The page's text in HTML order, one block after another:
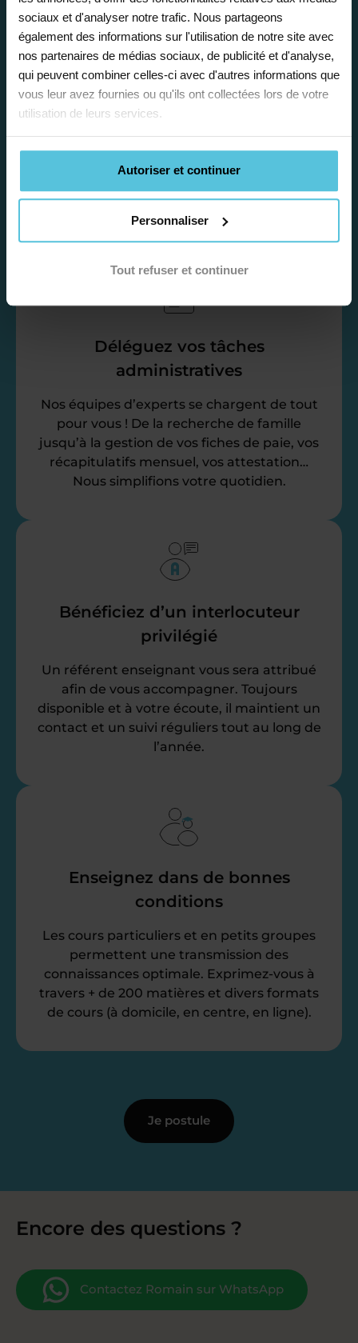
sociaux et d'analyser notre trafic. Nous partageons
également des informations sur l'utilisation de notre site avec
nos partenaires de médias sociaux, de publicité et d'analyse,
qui peuvent combiner celles-ci avec d'autres informations que
vous leur avez fournies ou qu'ils ont collectées lors de votre
utilisation de leurs services.
Autoriser et continuer
Personnaliser
Tout refuser et continuer
Enseignez près de chez vous, selon
vos horaires
accompagnement, nous organisons votre
emploi du temps en fonction de votre profil,
vos disponibilités et votre flexibilité.
Déléguez vos tâches
administratives
Nos équipes d’experts se chargent de tout
pour vous ! De la recherche de famille
jusqu’à la gestion de vos fiches de paie, vos
récapitulatifs mensuel, vos attestation…
Nous simplifions votre quotidien.
Bénéficiez d’un interlocuteur
privilégié
Un référent enseignant vous sera attribué
afin de vous accompagner. Toujours
disponible et à votre écoute, il maintient un
contact et un suivi réguliers tout au long de
l’année.
Enseignez dans de bonnes
conditions
Les cours particuliers et en petits groupes
permettent une transmission des
connaissances optimale. Exprimez-vous à
travers + de 200 matières et divers formats
de cours (à domicile, en centre, en ligne).
Je postule
Encore des questions ?
Contactez Romain sur WhatsApp